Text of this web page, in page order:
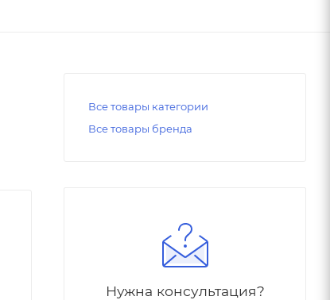
Все товары категории
Все товары бренда
Нужна консультация?